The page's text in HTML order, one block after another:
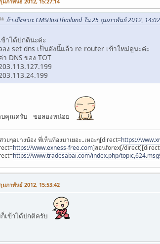
อ้างถึงจาก: CMSHostThailand ใน 25 กุมภาพันธ์ 2012,
ข้าได้ปกตินะค่ะ
อง set dns เป็นดังนี้แล้ว re router เข้าใหม่ดูนะค่ะ
า DNS ของ TOT
คุณครับ ขอลองหน่อย
วยๆอย่างน้อง พี่เห็นท้องมาเยอะ..เหอะๆ[direct=https://
https://www.exness-free.com]สอนforex[/
https://www.tradesabai.com/index.php/
มภาพันธ์ 2012, 15:53:42
เข้าได้ปกติครับ